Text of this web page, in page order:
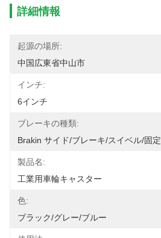
詳細情報
起源の場所:
中国広東省中山市
インチ:
6インチ
ブレーキの種類:
Brakin サイド/ブレーキ/スイベル/固定
製品名:
工業用車輪キャスター
色:
ブラック/グレー/ブルー